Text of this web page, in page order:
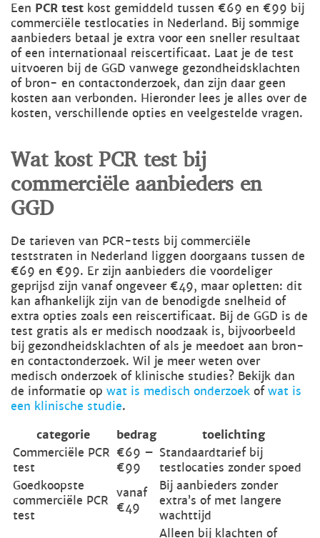
Een PCR test kost gemiddeld tussen €69 en €99 bij
commerciële testlocaties in Nederland. Bij sommige
aanbieders betaal je extra voor een sneller resultaat
of een internationaal reiscertificaat. Laat je de test
uitvoeren bij de GGD vanwege gezondheidsklachten
of bron- en contactonderzoek, dan zijn daar geen
kosten aan verbonden. Hieronder lees je alles over de
kosten, verschillende opties en veelgestelde vragen.
Wat kost PCR test bij
commerciële aanbieders en
GGD
De tarieven van PCR-tests bij commerciële
teststraten in Nederland liggen doorgaans tussen de
€69 en €99. Er zijn aanbieders die voordeliger
geprijsd zijn vanaf ongeveer €49, maar opletten: dit
kan afhankelijk zijn van de benodigde snelheid of
extra opties zoals een reiscertificaat. Bij de GGD is de
test gratis als er medisch noodzaak is, bijvoorbeeld
bij gezondheidsklachten of als je meedoet aan bron-
en contactonderzoek. Wil je meer weten over
medisch onderzoek of klinische studies? Bekijk dan
de informatie op wat is medisch onderzoek ofwat is
een klinische studie.
categorie
bedrag
toelichting
Commerciële PCR
test
€69 –
€99
Standaardtarief bij
testlocaties zonder spoed
Goedkoopste
commerciële PCR
test
vanaf
€49
Bij aanbieders zonder
extra’s of met langere
wachttijd
Alleen bij klachten of